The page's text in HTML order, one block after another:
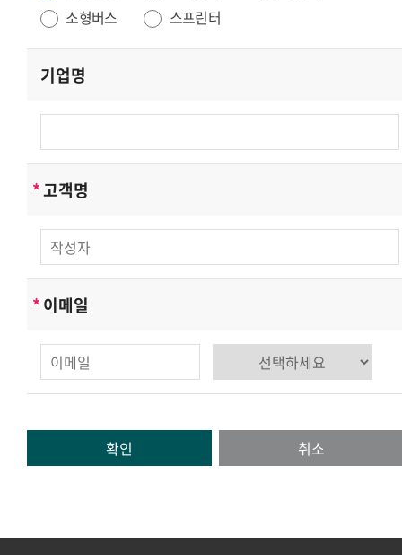
소형버스
스프린터
기업명
*고객명
*이메일
확인 취소